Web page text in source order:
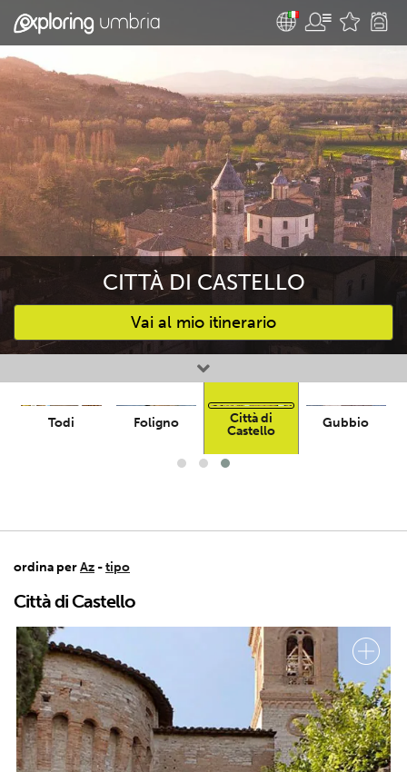
CITTÀ DI CASTELLO
Vai al mio itinerario
Attività preferite
Todi Foligno
Città di
Castello
Gubbio
ordina perAz -tipo
Città di Castello